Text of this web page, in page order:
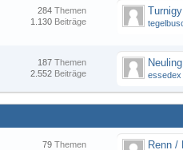
Themen
284
Beiträge
1.130
Themen
187
Beiträge
2.552 essedex
Themen
79